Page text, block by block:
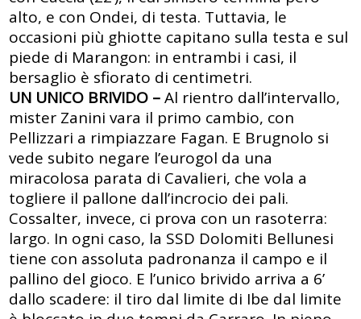
alto, e con Ondei, di testa. Tuttavia, le
occasioni più ghiotte capitano sulla testa e sul
piede di Marangon: in entrambi i casi, il
bersaglio è sfiorato di centimetri.
UN UNICO BRIVIDO –Al rientro dall’intervallo,
mister Zanini vara il primo cambio, con
Pellizzari a rimpiazzare Fagan. E Brugnolo si
vede subito negare l’eurogol da una
miracolosa parata di Cavalieri, che vola a
togliere il pallone dall’incrocio dei pali.
Cossalter, invece, ci prova con un rasoterra:
largo. In ogni caso, la SSD Dolomiti Bellunesi
tiene con assoluta padronanza il campo e il
pallino del gioco. E l’unico brivido arriva a 6’
dallo scadere: il tiro dal limite di Ibe dal limite